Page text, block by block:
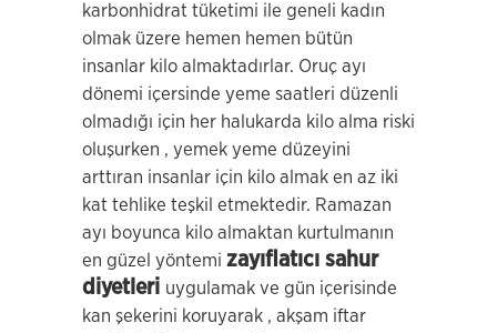
karbonhidrat tüketimi ile geneli kadın
olmak üzere hemen hemen bütün
insanlar kilo almaktadırlar. Oruç ayı
dönemi içersinde yeme saatleri düzenli
olmadığı için her halukarda kilo alma riski
oluşurken , yemek yeme düzeyini
arttıran insanlar için kilo almak en az iki
kat tehlike teşkil etmektedir. Ramazan
ayı boyunca kilo almaktan kurtulmanın
en güzel yöntemi zayıflatıcı sahur
diyetleri uygulamak ve gün içerisinde
kan şekerini koruyarak , akşam iftar